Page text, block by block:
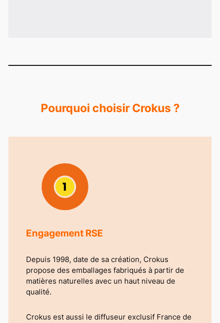
Pourquoi choisir Crokus ?
Engagement RSE
Depuis 1998, date de sa création, Crokus
propose des emballages fabriqués à partir de
matières naturelles avec un haut niveau de
qualité.
Crokus est aussi le diffuseur exclusif France de